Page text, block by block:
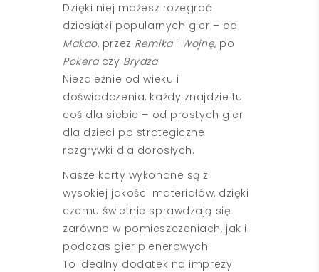
Dzięki niej możesz rozegrać
dziesiątki popularnych gier – od
Makao, przez Remikai Wojnę, po
Pokeraczy Brydża.
Niezależnie od wieku i
doświadczenia, każdy znajdzie tu
coś dla siebie – od prostych gier
dla dzieci po strategiczne
rozgrywki dla dorosłych.
Nasze karty wykonane są z
wysokiej jakości materiałów, dzięki
czemu świetnie sprawdzają się
zarówno w pomieszczeniach, jak i
podczas gier plenerowych.
To idealny dodatek na imprezy